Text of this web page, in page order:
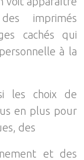
imprimés
cachés qui
à la
les choix de
en plus pour
des
et des